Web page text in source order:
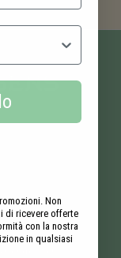
des Sens
Non
di ricevere offerte
con la nostra
in qualsiasi